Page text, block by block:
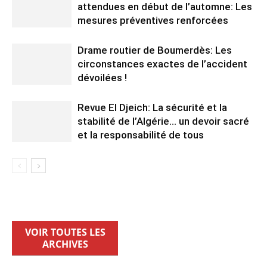
attendues en début de l’automne: Les
mesures préventives renforcées
Drame routier de Boumerdès: Les
circonstances exactes de l’accident
dévoilées !
Revue El Djeich: La sécurité et la
stabilité de l’Algérie… un devoir sacré
et la responsabilité de tous
VOIR TOUTES LES
ARCHIVES